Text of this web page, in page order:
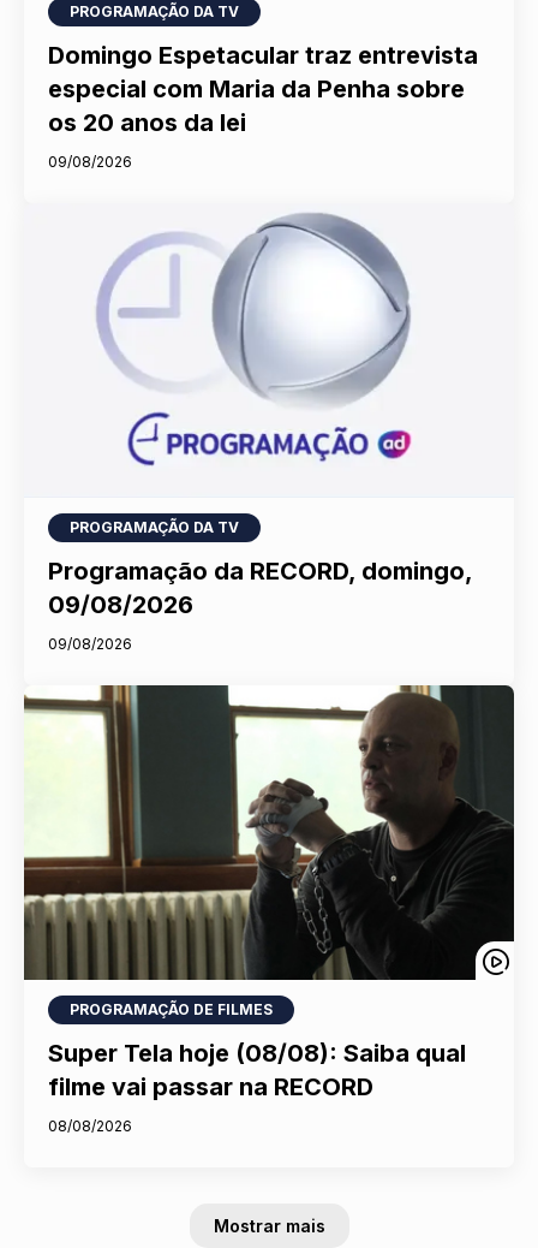
PROGRAMAÇÃO DA TV
Domingo Espetacular traz entrevista
especial com Maria da Penha sobre
os 20 anos da lei
09/08/2026
PROGRAMAÇÃO DA TV
Programação da RECORD, domingo,
09/08/2026
09/08/2026
PROGRAMAÇÃO DE FILMES
Super Tela hoje (08/08): Saiba qual
filme vai passar na RECORD
08/08/2026
Mostrar mais